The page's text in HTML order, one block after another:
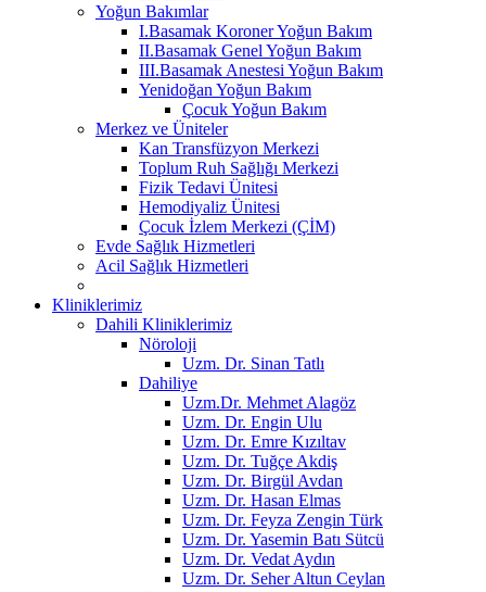
Yoğun Bakımlar
I.Basamak Koroner Yoğun Bakım
II.Basamak Genel Yoğun Bakım
III.Basamak Anestesi Yoğun Bakım
Yenidoğan Yoğun Bakım
Çocuk Yoğun Bakım
Merkez ve Üniteler
Kan Transfüzyon Merkezi
Toplum Ruh Sağlığı Merkezi
Fizik Tedavi Ünitesi
Hemodiyaliz Ünitesi
Çocuk İzlem Merkezi (ÇİM)
Evde Sağlık Hizmetleri
Acil Sağlık Hizmetleri
Kliniklerimiz
Dahili Kliniklerimiz
Nöroloji
Uzm. Dr. Sinan Tatlı
Dahiliye
Uzm.Dr. Mehmet Alagöz
Uzm. Dr. Engin Ulu
Uzm. Dr. Emre Kızıltav
Uzm. Dr. Tuğçe Akdiş
Uzm. Dr. Birgül Avdan
Uzm. Dr. Hasan Elmas
Uzm. Dr. Feyza Zengin Türk
Uzm. Dr. Yasemin Batı Sütcü
Uzm. Dr. Vedat Aydın
Uzm. Dr. Seher Altun Ceylan